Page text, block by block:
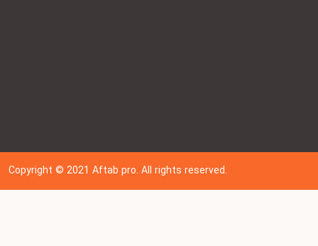
Copyright © 202 1Aftab pro. All rights reserved.